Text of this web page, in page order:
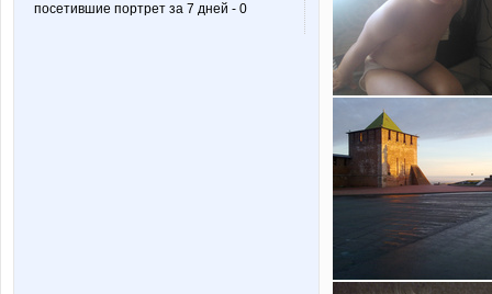
посетившие портрет за 7 дней - 0